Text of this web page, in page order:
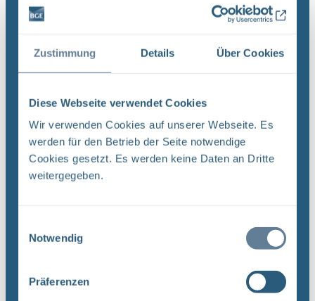
Zustimmung Details Über Cookies
Diese Webseite verwendet Cookies
Wir verwenden Cookies auf unserer Webseite. Es
werden für den Betrieb der Seite notwendige
Cookies gesetzt. Es werden keine Daten an Dritte
weitergegeben.
Notwendig
Präferenzen
Sortieren nach
Lange Nacht der Wissenschaft
Endlager Morsleben
1